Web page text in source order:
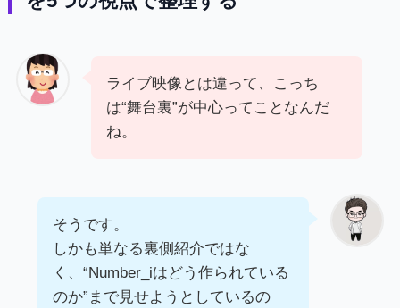
ライブ映像とは違って、こっち
は“舞台裏”が中心ってことなんだ
ね。
そうです。
しかも単なる裏側紹介ではな
く、“Number_iはどう作られている
のか”まで見せようとしているの